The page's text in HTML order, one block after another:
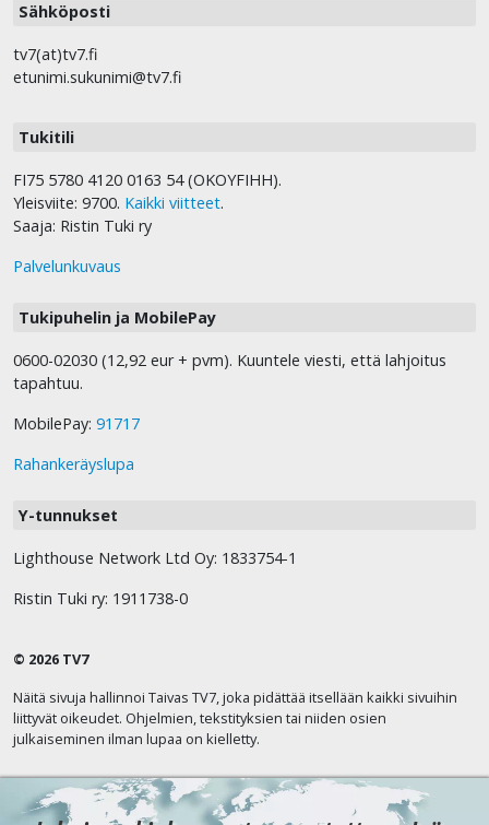
Sähköposti
tv7(at)tv7.fi
etunimi.sukunimi@tv7.fi
Tukitili
FI75 5780 4120 0163 54 (OKOYFIHH).
Yleisviite: 9700. Kaikki viitteet.
Saaja: Ristin Tuki ry
Palvelunkuvaus
Tukipuhelin ja MobilePay
0600-02030 (12,92 eur + pvm). Kuuntele viesti, että lahjoitus
tapahtuu.
MobilePay: 91717
Rahankeräyslupa
Y-tunnukset
Lighthouse Network Ltd Oy: 1833754-1
Ristin Tuki ry: 1911738-0
© 2026 TV7
Näitä sivuja hallinnoi Taivas TV7, joka pidättää itsellään kaikki sivuihin
liittyvät oikeudet. Ohjelmien, tekstityksien tai niiden osien
julkaiseminen ilman lupaa on kielletty.